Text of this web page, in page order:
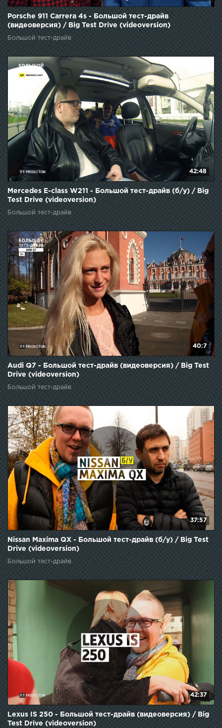
Porsche 911 Carrera 4s - Большой тест-драйв
(видеоверсия) / Big Test Drive (videoversion)
Большой тест-драйв
42:48
Mercedes E-class W211 - Большой тест-драйв (б/у) / Big
Test Drive (videoversion)
Большой тест-драйв
40:7
Audi Q7 - Большой тест-драйв (видеоверсия) / Big Test
Drive (videoversion)
Большой тест-драйв
37:57
Nissan Maxima QX - Большой тест-драйв (б/у) / Big Test
Drive (videoversion)
Большой тест-драйв
42:37
Lexus IS 250 - Большой тест-драйв (видеоверсия) / Big
Test Drive (videoversion)